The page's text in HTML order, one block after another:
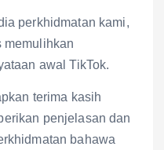
perkhidmatan kami,
memulihkan
awal TikTok.
terima kasih
penjelasan dan
bahawa